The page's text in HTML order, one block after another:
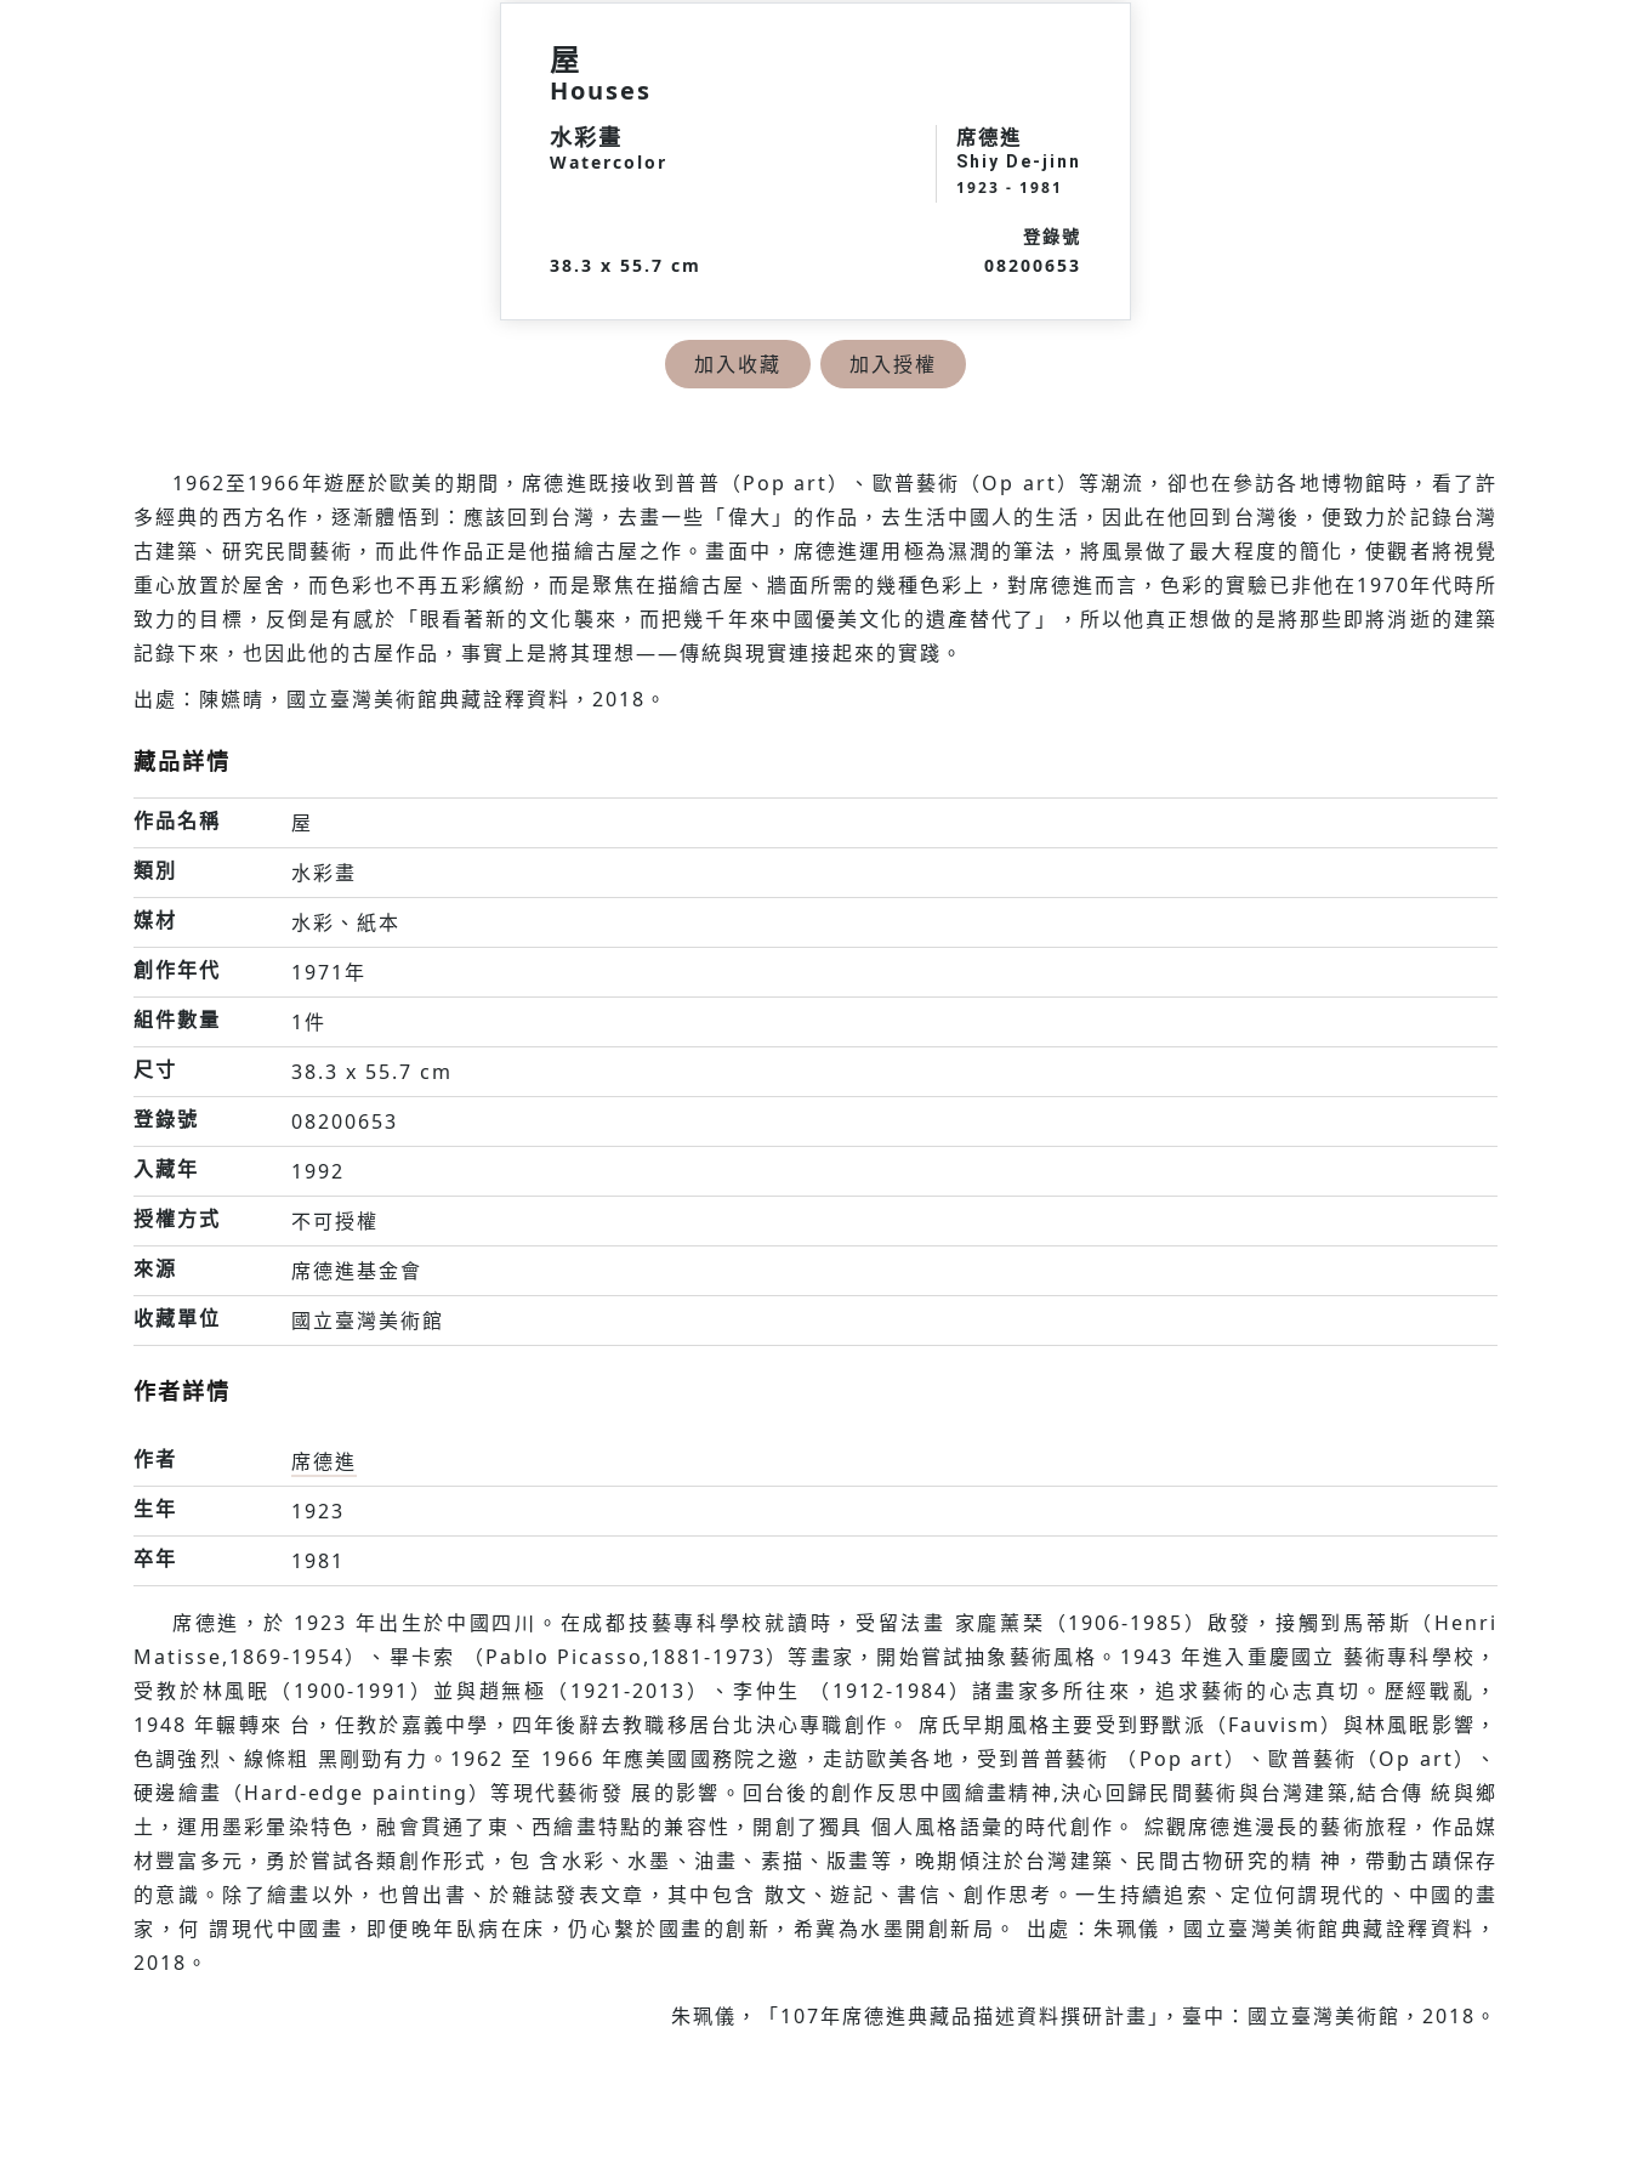
屋
Houses
水彩畫
Watercolor
席德進
Shiy De-jinn
1923 - 1981
38.3 x 55.7 cm
登錄號
08200653
加入收藏 加入授權
1962至1966年遊歷於歐美的期間，席德進既接收到普普（Pop art）、歐普藝術（Op art）等潮流，卻也在參訪各地博物館時，看了許
多經典的西方名作，逐漸體悟到：應該回到台灣，去畫一些「偉大」的作品，去生活中國人的生活，因此在他回到台灣後，便致力於記錄台灣
古建築、研究民間藝術，而此件作品正是他描繪古屋之作。畫面中，席德進運用極為濕潤的筆法，將風景做了最大程度的簡化，使觀者將視覺
重心放置於屋舍，而色彩也不再五彩繽紛，而是聚焦在描繪古屋、牆面所需的幾種色彩上，對席德進而言，色彩的實驗已非他在1970年代時所
致力的目標，反倒是有感於「眼看著新的文化襲來，而把幾千年來中國優美文化的遺產替代了」，所以他真正想做的是將那些即將消逝的建築
記錄下來，也因此他的古屋作品，事實上是將其理想——傳統與現實連接起來的實踐。
出處：陳嬿晴，國立臺灣美術館典藏詮釋資料，2018。
藏品詳情
作品名稱
屋
類別
水彩畫
媒材
水彩、紙本
創作年代
1971年
組件數量
1件
尺寸
38.3 x 55.7 cm
登錄號
08200653
入藏年
1992
授權方式
不可授權
來源
席德進基金會
收藏單位
國立臺灣美術館
作者詳情
作者
席德進
生年
1923
卒年
1981
席德進，於 1923 年出⽣於中國四川。在成都技藝專科學校就讀時，受留法畫 家龐薰琹（1906-1985）啟發，接觸到⾺蒂斯（Henri
Matisse,1869-1954）、畢卡索 （Pablo Picasso,1881-1973）等畫家，開始嘗試抽象藝術風格。1943 年進入重慶國⽴ 藝術專科學校，
受教於林風眠（1900-1991）並與趙無極（1921-2013）、李仲⽣ （1912-1984）諸畫家多所往來，追求藝術的⼼志真切。歷經戰亂，
1948 年輾轉來 台，任教於嘉義中學，四年後辭去教職移居台北決⼼專職創作。 席氏早期風格主要受到野獸派（Fauvism）與林風眠影響，
⾊調強烈、線條粗 ⿊剛勁有⼒。1962 至 1966 年應美國國務院之邀，⾛訪歐美各地，受到普普藝術 （Pop art）、歐普藝術（Op art）、
硬邊繪畫（Hard-edge painting）等現代藝術發 展的影響。回台後的創作反思中國繪畫精神,決⼼回歸民間藝術與台灣建築,結合傳 統與鄉
⼟，運⽤墨彩暈染特⾊，融會貫通了東、西繪畫特點的兼容性，開創了獨具 個⼈風格語彙的時代創作。 綜觀席德進漫長的藝術旅程，作品媒
材豐富多元，勇於嘗試各類創作形式，包 含⽔彩、⽔墨、油畫、素描、版畫等，晚期傾注於台灣建築、民間古物研究的精 神，帶動古蹟保存
的意識。除了繪畫以外，也曾出書、於雜誌發表⽂章，其中包含 散⽂、遊記、書信、創作思考。⼀⽣持續追索、定位何謂現代的、中國的畫
家，何 謂現代中國畫，即便晚年臥病在床，仍⼼繫於國畫的創新，希冀為⽔墨開創新局。 出處：朱珮儀，國立臺灣美術館典藏詮釋資料，
2018。
朱珮儀，「107年席德進典藏品描述資料撰研計畫｣，臺中：國立臺灣美術館，2018。